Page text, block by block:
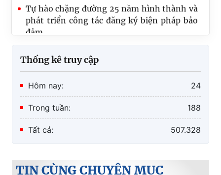
phát triển công tác đăng ký biện pháp bảo
đảm
công tác 6 tháng đầu năm và triển khai
nhiệm vụ công tác 6 tháng cuối năm 2026
Thống kê truy cập
Hôm nay: 24
Trong tuần: 188
Tất cả: 507.328
TIN CÙNG CHUYÊN MỤC